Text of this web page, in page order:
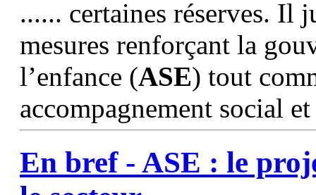
...... certaines réserves. Il
mesures renforçant la
l’enfance (ASE) tout
accompagnement social
En bref - ASE : le